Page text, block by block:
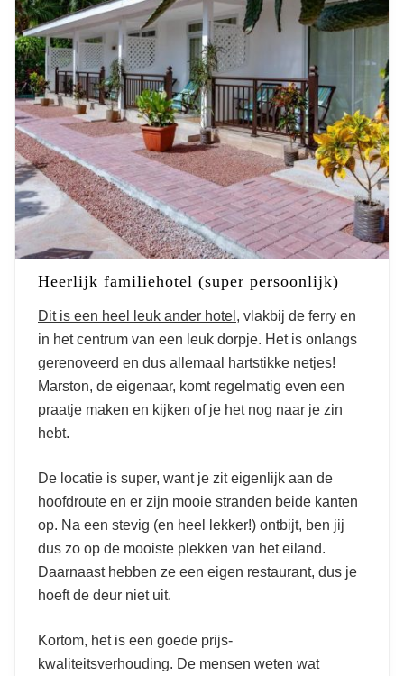
Heerlijk familiehotel (super persoonlijk)
Dit is een heel leuk ander hotel , vlakbij de ferry en
in het centrum van een leuk dorpje. Het is onlangs
gerenoveerd en dus allemaal hartstikke netjes!
Marston, de eigenaar, komt regelmatig even een
praatje maken en kijken of je het nog naar je zin
hebt.
De locatie is super, want je zit eigenlijk aan de
hoofdroute en er zijn mooie stranden beide kanten
op. Na een stevig (en heel lekker!) ontbijt, ben jij
dus zo op de mooiste plekken van het eiland.
Daarnaast hebben ze een eigen restaurant, dus je
hoeft de deur niet uit.
Kortom, het is een goede prijs-
kwaliteitsverhouding. De mensen weten wat